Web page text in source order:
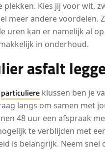
plekken. Kies jij voor wit,
meer andere voordelen.
uren kan er namelijk al
in onderhoud.
asfalt
particuliere klussen ben je
langs om samen met
48 uur een afspraak
te verblijden met
is belangrijk. Neem